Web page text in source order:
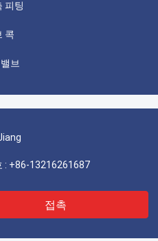
피팅
콕
브
: +86-13216261687
접촉